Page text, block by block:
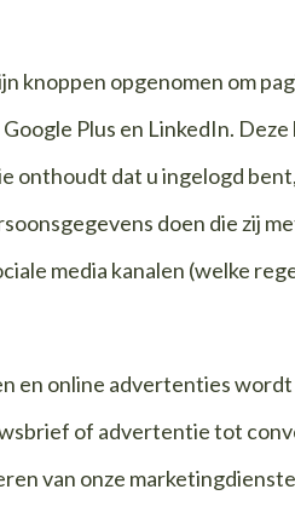
knoppen opgenomen om
Plus en LinkedIn.
onthoudt dat u ingelogd
doen die zij
media kanalen (welke
en online advertenties
of advertentie tot
van onze